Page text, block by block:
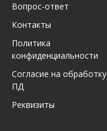
Вопрос-ответ
Контакты
Политика
конфиденциальности
Согласие на обработку
ПД
Реквизиты